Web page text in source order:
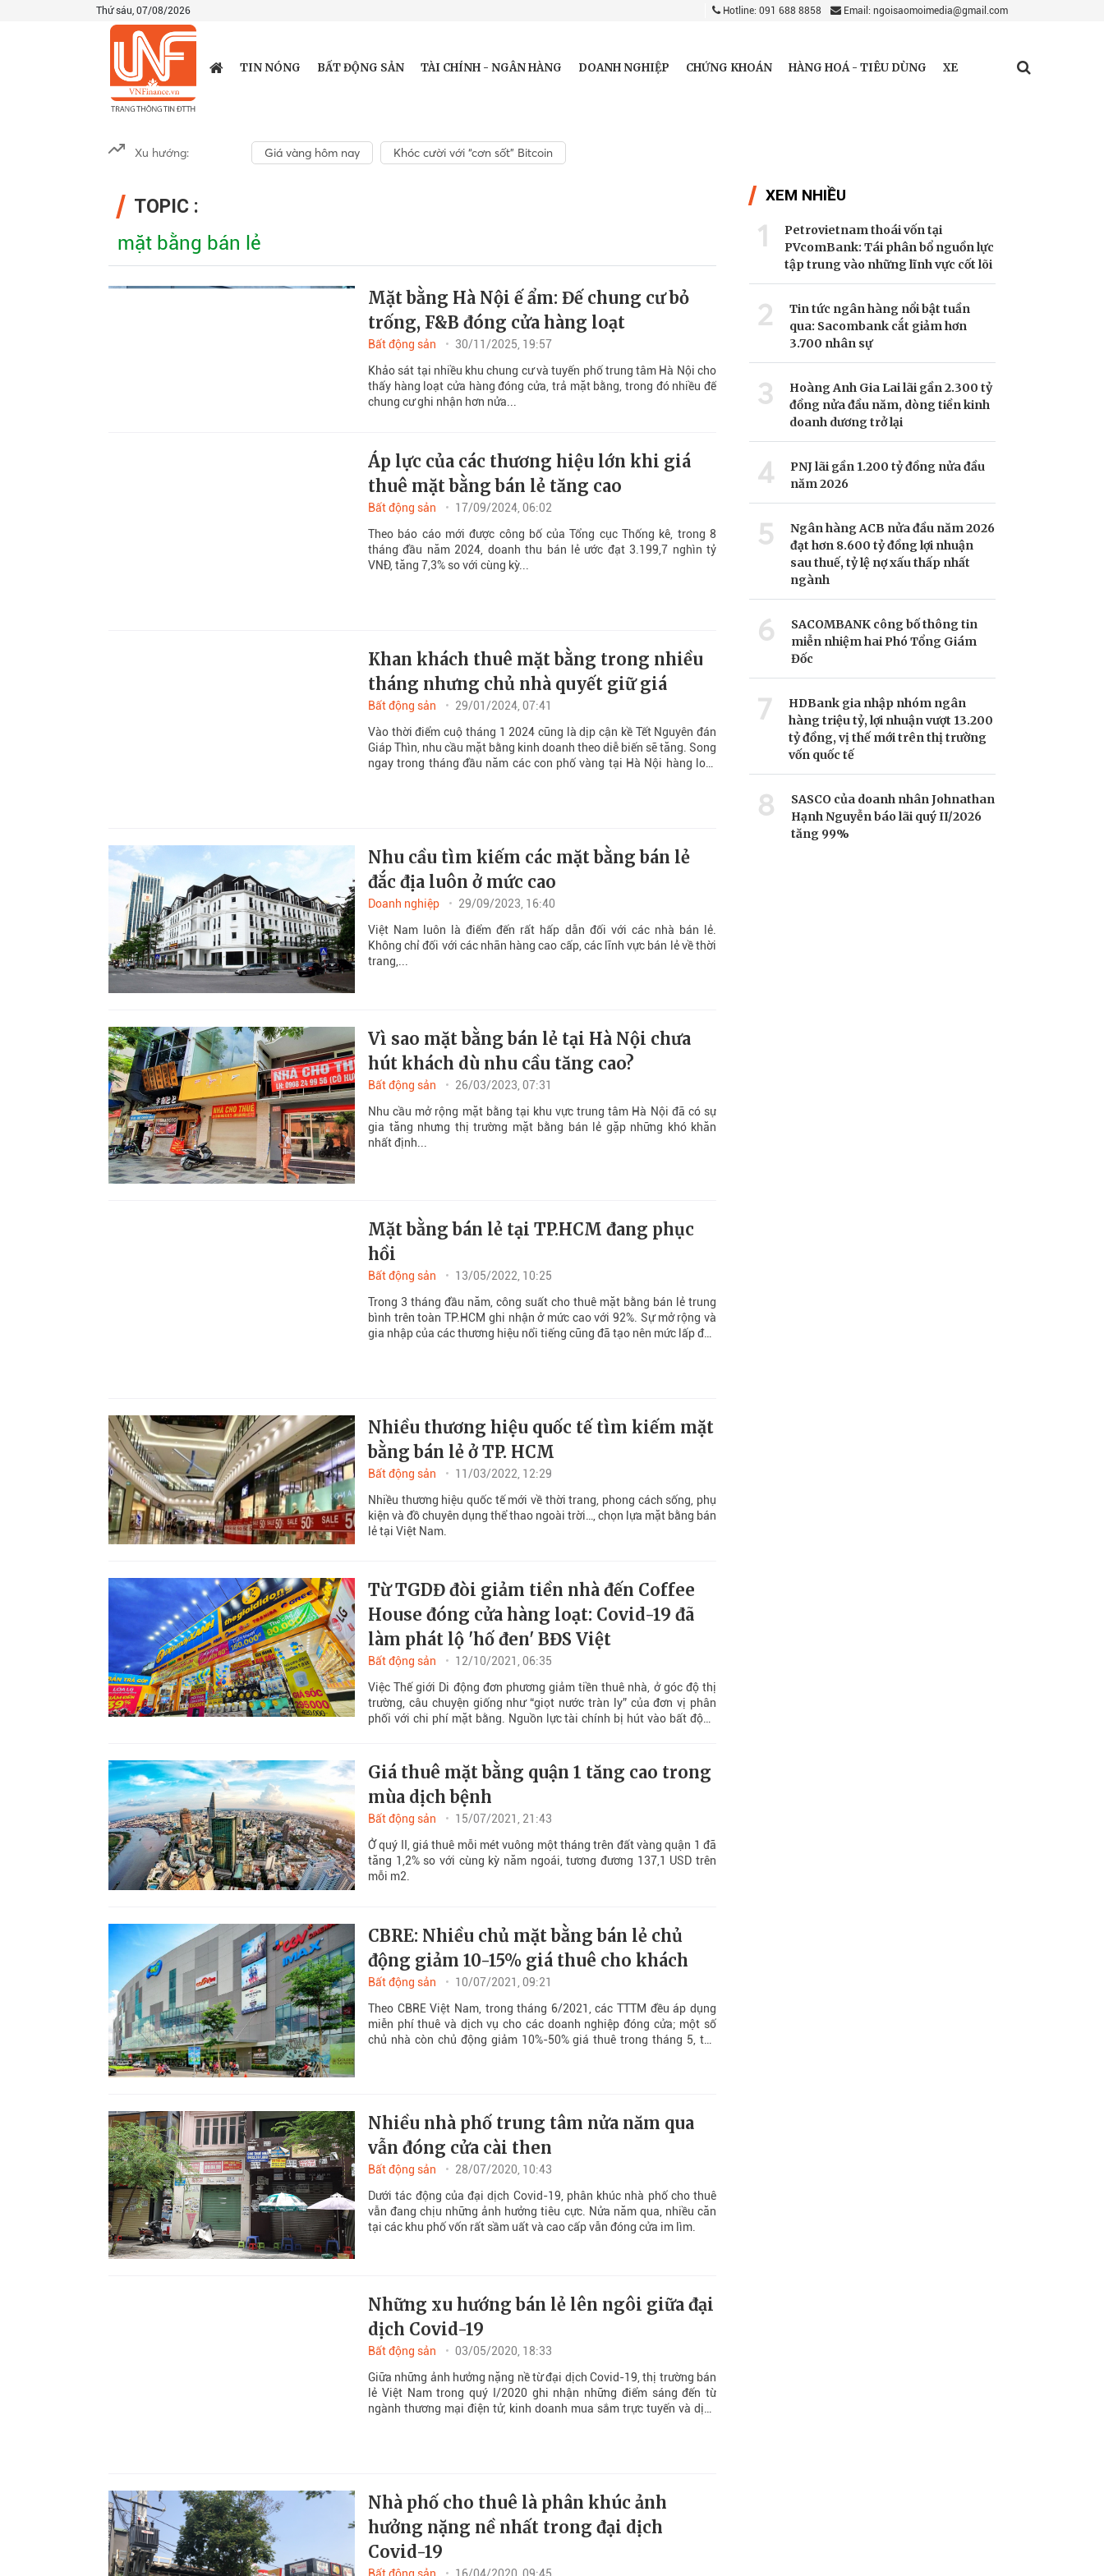
Thứ sáu, 07/08/2026 Hotline: 091 688 8858 Email: ngoisaomoimedia@gmail.com
TIN NÓNG BẤT ĐỘNG SẢN TÀI CHÍNH - NGÂN HÀNG DOANH NGHIỆP CHỨNG KHOÁN HÀNG HOÁ - TIÊU DÙNG XE
Xu hướng: Giá vàng hôm nay Khóc cười với “cơn sốt” Bitcoin
TOPIC :
mặt bằng bán lẻ
Mặt bằng Hà Nội ế ẩm: Đế chung cư bỏ
trống, F&B đóng cửa hàng loạt
Bất động sản
30/11/2025, 19:57
Khảo sát tại nhiều khu chung cư và tuyến phố trung tâm Hà Nội cho
thấy hàng loạt cửa hàng đóng cửa, trả mặt bằng, trong đó nhiều đế
chung cư ghi nhận hơn nửa...
Áp lực của các thương hiệu lớn khi giá
thuê mặt bằng bán lẻ tăng cao
Bất động sản
17/09/2024, 06:02
Theo báo cáo mới được công bố của Tổng cục Thống kê, trong 8
tháng đầu năm 2024, doanh thu bán lẻ ước đạt 3.199,7 nghìn tỷ
VNĐ, tăng 7,3% so với cùng kỳ...
Khan khách thuê mặt bằng trong nhiều
tháng nhưng chủ nhà quyết giữ giá
Bất động sản
29/01/2024, 07:41
Vào thời điểm cuộ tháng 1 2024 cũng là dịp cận kề Tết Nguyên đán
Giáp Thìn, nhu cầu mặt bằng kinh doanh theo diễ biến sẽ tăng. Song
ngay trong tháng đầu năm các con phố vàng tại Hà Nội hàng loạt
Nhu cầu tìm kiếm các mặt bằng bán lẻ
đắc địa luôn ở mức cao
Doanh nghiệp
29/09/2023, 16:40
Việt Nam luôn là điểm đến rất hấp dẫn đối với các nhà bán lẻ.
Không chỉ đối với các nhãn hàng cao cấp, các lĩnh vực bán lẻ về thời
Vì sao mặt bằng bán lẻ tại Hà Nội chưa
hút khách dù nhu cầu tăng cao?
Bất động sản
26/03/2023, 07:31
Nhu cầu mở rộng mặt bằng tại khu vực trung tâm Hà Nội đã có sự
gia tăng nhưng thị trường mặt bằng bán lẻ gặp những khó khăn
Mặt bằng bán lẻ tại TP.HCM đang phục
hồi
Bất động sản
13/05/2022, 10:25
Trong 3 tháng đầu năm, công suất cho thuê mặt bằng bán lẻ trung
bình trên toàn TP.HCM ghi nhận ở mức cao với 92%. Sự mở rộng và
Nhiều thương hiệu quốc tế tìm kiếm mặt
bằng bán lẻ ở TP. HCM
Bất động sản
11/03/2022, 12:29
Nhiều thương hiệu quốc tế mới về thời trang, phong cách sống, phụ
kiện và đồ chuyên dụng thể thao ngoài trời…, chọn lựa mặt bằng bán
Từ TGDĐ đòi giảm tiền nhà đến Coffee
House đóng cửa hàng loạt: Covid-19 đã
làm phát lộ 'hố đen' BĐS Việt
Bất động sản
12/10/2021, 06:35
Việc Thế giới Di động đơn phương giảm tiền thuê nhà, ở góc độ thị
trường, câu chuyện giống như “giọt nước tràn ly” của đơn vị phân
tranh của nhiều ngành hàng, lĩnh vực khác.
Giá thuê mặt bằng quận 1 tăng cao trong
mùa dịch bệnh
Bất động sản
15/07/2021, 21:43
Ở quý II, giá thuê mỗi mét vuông một tháng trên đất vàng quận 1 đã
tăng 1,2% so với cùng kỳ năm ngoái, tương đương 137,1 USD trên
CBRE: Nhiều chủ mặt bằng bán lẻ chủ
động giảm 10-15% giá thuê cho khách
Bất động sản
10/07/2021, 09:21
Theo CBRE Việt Nam, trong tháng 6/2021, các TTTM đều áp dụng
miễn phí thuê và dịch vụ cho các doanh nghiệp đóng cửa; một số
Nhiều nhà phố trung tâm nửa năm qua
vẫn đóng cửa cài then
Bất động sản
28/07/2020, 10:43
Dưới tác động của đại dịch Covid-19, phân khúc nhà phố cho thuê
vẫn đang chịu những ảnh hưởng tiêu cực. Nửa năm qua, nhiều căn
Những xu hướng bán lẻ lên ngôi giữa đại
dịch Covid-19
Bất động sản
03/05/2020, 18:33
Giữa những ảnh hưởng nặng nề từ đại dịch Covid-19, thị trường bán
lẻ Việt Nam trong quý I/2020 ghi nhận những điểm sáng đến từ
Nhà phố cho thuê là phân khúc ảnh
hưởng nặng nề nhất trong đại dịch
XEM NHIỀU
1
Petrovietnam thoái vốn tại
PVcomBank: Tái phân bổ nguồn lực
tập trung vào những lĩnh vực cốt lõi
2
Tin tức ngân hàng nổi bật tuần
qua: Sacombank cắt giảm hơn
3.700 nhân sự
3
Hoàng Anh Gia Lai lãi gần 2.300 tỷ
đồng nửa đầu năm, dòng tiền kinh
doanh dương trở lại
4
PNJ lãi gần 1.200 tỷ đồng nửa đầu
năm 2026
5
Ngân hàng ACB nửa đầu năm 2026
đạt hơn 8.600 tỷ đồng lợi nhuận
sau thuế, tỷ lệ nợ xấu thấp nhất
ngành
6
SACOMBANK công bố thông tin
miễn nhiệm hai Phó Tổng Giám
Đốc
7
HDBank gia nhập nhóm ngân
hàng triệu tỷ, lợi nhuận vượt 13.200
tỷ đồng, vị thế mới trên thị trường
vốn quốc tế
8
SASCO của doanh nhân Johnathan
Hạnh Nguyễn báo lãi quý II/2026
tăng 99%